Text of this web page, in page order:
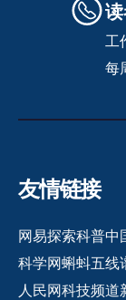
工
每
友情链接
网易探索科普中
科学网蝌蚪五线
人民网科技频道